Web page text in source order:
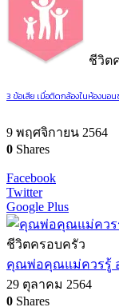
ชีวิต
3 ข้อเสีย เมื่อติดกล้องในห้องนอ
9 พฤศจิกายน 2564
0 Shares
Facebook
Twitter
Google Plus
ชีวิตครอบครัว
คุณพ่อคุณแม่ควรรู้ อ
29 ตุลาคม 2564
0 Shares